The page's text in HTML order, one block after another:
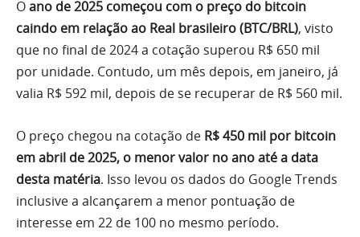
Oano de 2025 começou com o preço do bitcoin
caindo em relação ao Real brasileiro (BTC/BRL), visto
que no final de 2024 a cotação superou R$ 650 mil
por unidade. Contudo, um mês depois, em janeiro, já
valia R$ 592 mil, depois de se recuperar de R$ 560 mil.
O preço chegou na cotação de R$ 450 mil por bitcoin
em abril de 2025, o menor valor no ano até a data
desta matéria. Isso levou os dados do Google Trends
inclusive a alcançarem a menor pontuação de
interesse em 22 de 100 no mesmo período.